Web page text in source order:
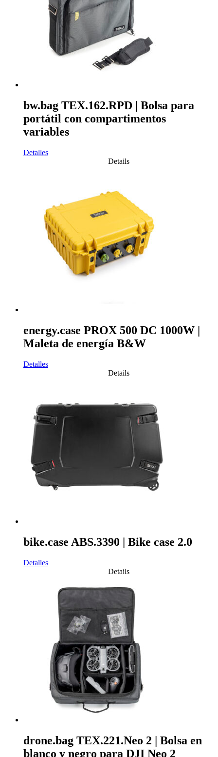
bw.bag TEX.162.RPD | Bolsa para
portátil con compartimentos
variables
Detalles
Details
energy.case PROX 500 DC 1000W |
Maleta de energía B&W
Detalles
Details
bike.case ABS.3390 | Bike case 2.0
Detalles
Details
drone.bag TEX.221.Neo 2 | Bolsa en
blanco y negro para DJI Neo 2